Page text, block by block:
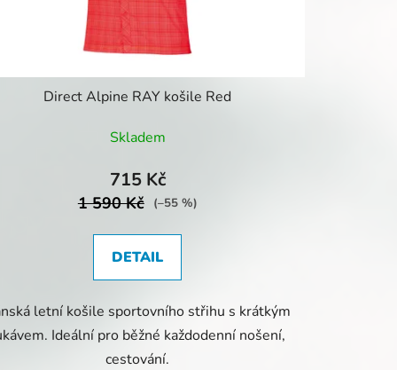
Direct Alpine RAY košile Red
Skladem
715 Kč
1 590 Kč (–55 %)
DETAIL
letní košile sportovního střihu s krátkým
Ideální pro běžné každodenní nošení,
cestování.